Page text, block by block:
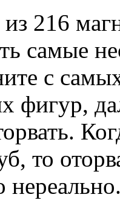
из 216
самые
с
фигур,
то